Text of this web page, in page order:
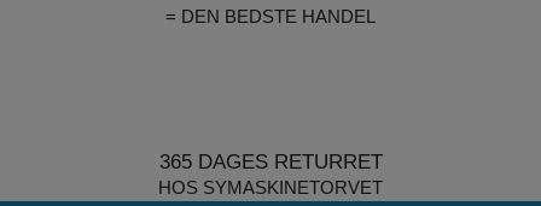
= DEN BEDSTE HANDEL
365 DAGES RETURRET
HOS SYMASKINETORVET